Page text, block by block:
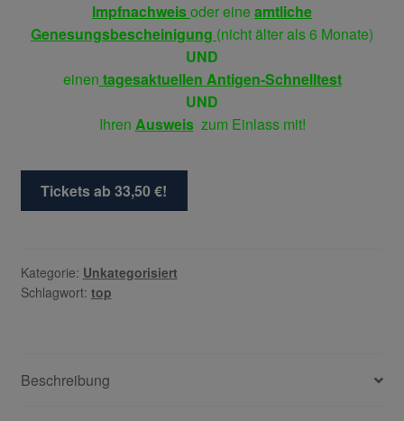
Impfnachweisoder eine amtliche
Genesungsbescheinigung (nicht älter als 6 Monate)
UND
einen tagesaktuellen Antigen-Schnelltest
UND
Ihren Ausweiszum Einlass mit!
Tickets ab 33,50 €!
Kategorie: Unkategorisiert
Schlagwort: top
Beschreibung